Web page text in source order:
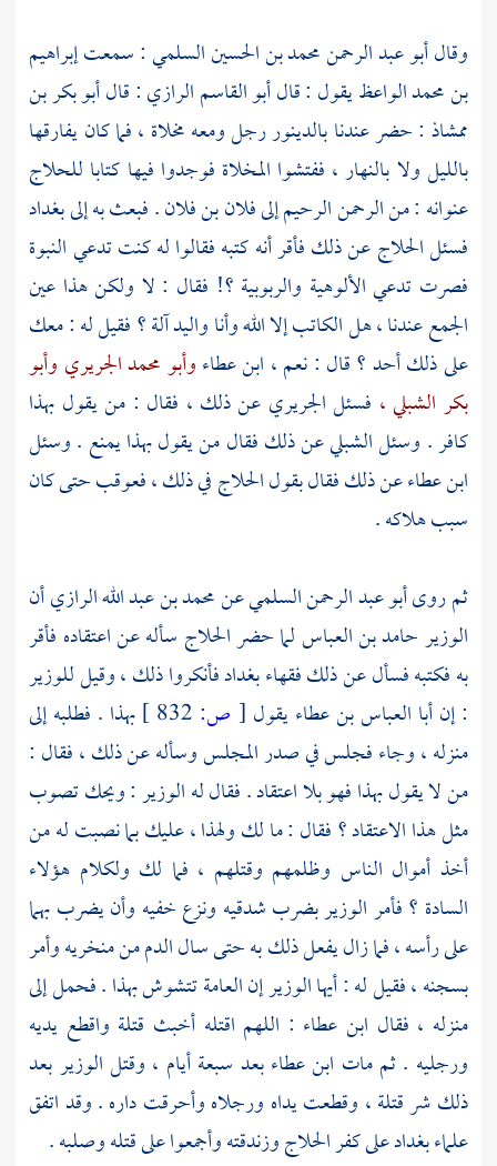
وقالأبو عبد الرحمن محمد بن الحسين السلمي: سمعتإبراهيم
بن محمد الواعظيقول : قالأبو القاسم الرازي: قالأبو بكر بن
ممشاذ : حضر عندنابالدينوررجل ومعه مخلاة ، فما كان يفارقها
بالليل ولا بالنهار ، ففتشوا المخلاة فوجدوا فيها كتابا للحلاج
عنوانه : من الرحمن الرحيم إلى فلان بن فلان . فبعث به إلىبغداد
فسئلالحلاجعن ذلك فأقر أنه كتبه فقالوا له كنت تدعي النبوة
فصرت تدعي الألوهية والربوبية ؟! فقال : لا ولكن هذا عين
الجمع عندنا ، هل الكاتب إلا الله وأنا واليد آلة ؟ فقيل له : معك
على ذلك أحد ؟ قال : نعم ، ابن عطاءوأبو محمد الجريري وأبو
بكر الشبلي ، فسئلالجريري عن ذلك ، فقال : من يقول بهذا
كافر . وسئلالشبليعن ذلك فقال من يقول بهذا يمنع . وسئل
ابن عطاءعن ذلك فقال بقولالحلاجفي ذلك ، فعوقب حتى كان
سبب هلاكه .
ثم روىأبو عبد الرحمن السلميعنمحمد بن عبد الله الرازيأن
الوزيرحامد بن العباسلما حضرالحلاج سأله عن اعتقاده فأقر
به فكتبه فسأل عن ذلك فقهاءبغدادفأنكروا ذلك ، وقيل للوزير
: إنأبا العباس بن عطاءيقول [ ص:
بهذا . فطلبه إلى
منزله ، وجاء فجلس في صدر المجلس وسأله عن ذلك ، فقال :
من لا يقول بهذا فهو بلا اعتقاد . فقال له الوزير : ويحك تصوب
مثل هذا الاعتقاد ؟ فقال : ما لك ولهذا ، عليك بما نصبت له من
أخذ أموال الناس وظلمهم وقتلهم ، فما لك ولكلام هؤلاء
السادة ؟ فأمر الوزير بضرب شدقيه ونزع خفيه وأن يضرب بهما
على رأسه ، فما زال يفعل ذلك به حتى سال الدم من منخريه وأمر
بسجنه ، فقيل له : أيها الوزير إن العامة تتشوش بهذا . فحمل إلى
منزله ، فقال ابن عطاء : اللهم اقتله أخبث قتلة واقطع يديه
ورجليه . ثم مات ابن عطاءبعد سبعة أيام ، وقتل الوزير بعد
ذلك شر قتلة ، وقطعت يداه ورجلاه وأحرقت داره . وقد اتفق
علماءبغدادعلى كفرالحلاجوزندقته وأجمعوا على قتله وصلبه .